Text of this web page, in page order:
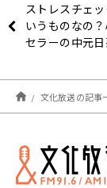
ストレスチェ
いうものなの
セラーの中元
文化放送の記事